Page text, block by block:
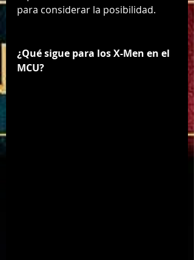
para considerar la posibilidad.
¿Qué sigue para los X-Men en el
MCU?